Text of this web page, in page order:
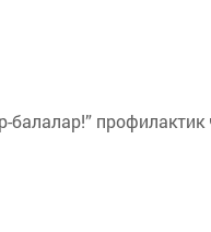
балалар!”